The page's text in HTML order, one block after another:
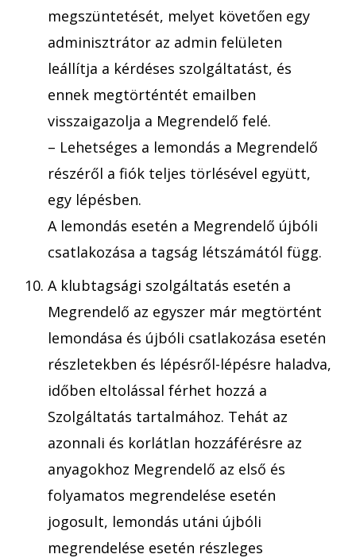
megszüntetését, melyet követően egy
adminisztrátor az admin felületen
leállítja a kérdéses szolgáltatást, és
ennek megtörténtét emailben
visszaigazolja a Megrendelő felé.
– Lehetséges a lemondás a Megrendelő
részéről a fiók teljes törlésével együtt,
egy lépésben.
A lemondás esetén a Megrendelő újbóli
csatlakozása a tagság létszámától függ.
A klubtagsági szolgáltatás esetén a
Megrendelő az egyszer már megtörtént
lemondása és újbóli csatlakozása esetén
részletekben és lépésről-lépésre haladva,
időben eltolással férhet hozzá a
Szolgáltatás tartalmához. Tehát az
azonnali és korlátlan hozzáférésre az
anyagokhoz Megrendelő az első és
folyamatos megrendelése esetén
jogosult, lemondás utáni újbóli
megrendelése esetén részleges